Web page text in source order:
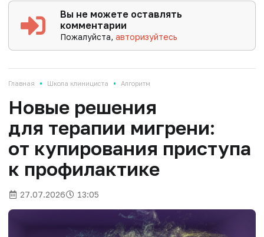
Вы не можете оставлять
комментарии
Пожалуйста,авторизуйтесь
Главная • Школа клинициста • Алгоритм
Новые решения
для терапии мигрени:
от купирования приступа
к профилактике
27.07.2026 13:05